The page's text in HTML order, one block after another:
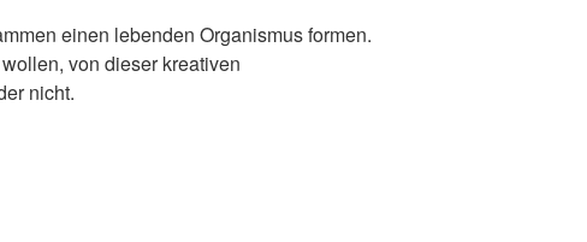
einen lebenden Organismus formen.
von dieser kreativen
nicht.